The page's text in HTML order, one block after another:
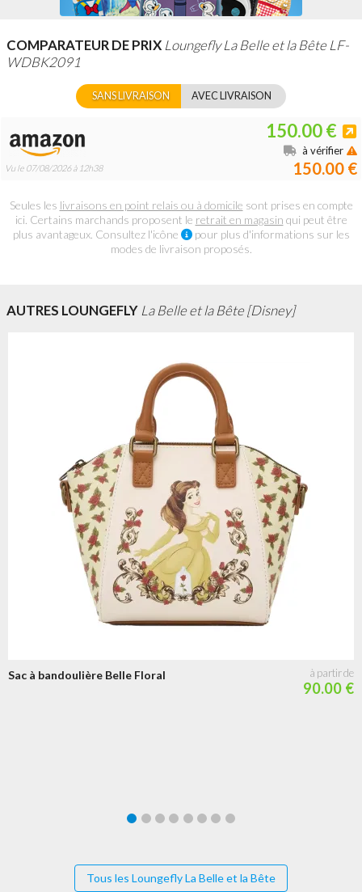
COMPARATEUR DE PRIX Loungefly La Belle et la Bête LF-
WDBK2091
SANS LIVRAISON AVEC LIVRAISON
Vu le 07/08/2026 à 12h38
150.00 €
150.00 €
à vérifier
Seules les livraisons en point relais ou à domicile sont prises en compte
ici. Certains marchands proposent le retrait en magasin qui peut être
plus avantageux. Consultez l'icône
pour plus d'informations sur les
modes de livraison proposés.
AUTRES LOUNGEFLY La Belle et la Bête [Disney]
Sac à bandoulière Belle Floral
90.00 €
Tous les Loungefly La Belle et la Bête